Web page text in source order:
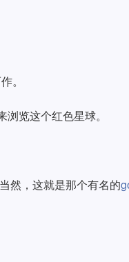
。
览这个红色星球。
当然，这就是那个有名的